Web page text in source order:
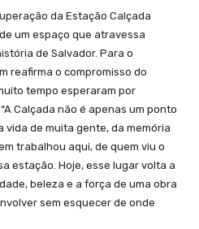
da Estação Calçada
um espaço que atravessa
de Salvador. Para o
reafirma o compromisso do
tempo esperaram por
Calçada não é apenas um ponto
vida de muita gente, da memória
trabalhou aqui, de quem viu o
estação. Hoje, esse lugar volta a
beleza e a força de uma obra
sem esquecer de onde